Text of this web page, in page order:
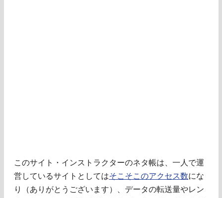
このサイト・インストラクターのネタ帳は、一人で運
営しているサイトとしてはそこそこのアクセス数にな
り（ありがとうございます）、データの転送量やレン